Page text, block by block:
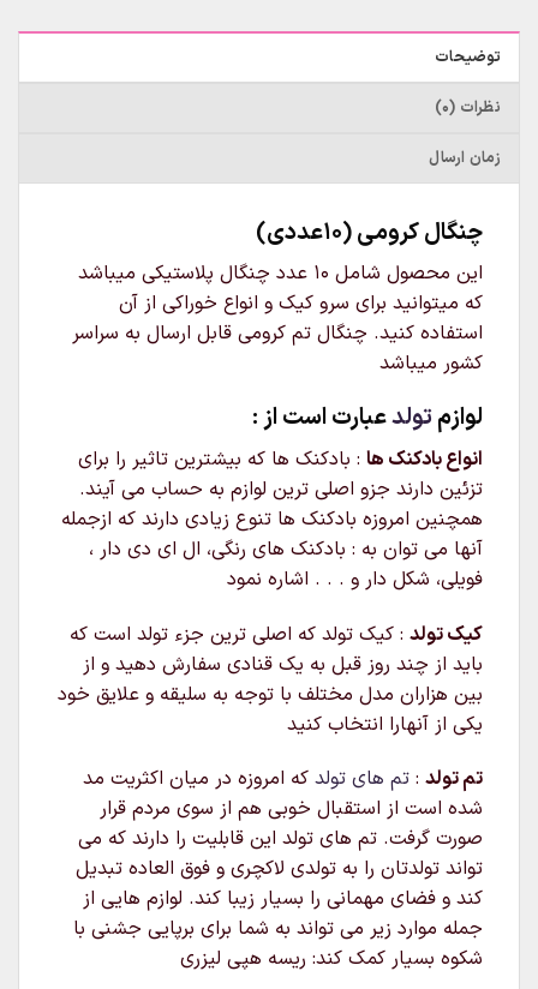
توضیحات
نظرات (0)
زمان ارسال
چنگال کرومی (10عددی)
این محصول شامل 10 عدد چنگال پلاستیکی میباشد
که میتوانید برای سرو کیک و انواع خوراکی از آن
استفاده کنید. چنگال تم کرومی قابل ارسال به سراسر
کشور میباشد
لوازمتولدعبارت است از :
انواع بادکنک ها : بادکنک ها که بیشترین تاثیر را برای
تزئین دارند جزو اصلی ترین لوازم به حساب می آیند.
همچنین امروزه بادکنک ها تنوع زیادی دارند که ازجمله
آنها می توان به : بادکنک های رنگی، ال ای دی دار ،
فویلی، شکل دار و . . . اشاره نمود
کیک تولد : کیک تولد که اصلی ترین جزء تولد است که
باید از چند روز قبل به یک قنادی سفارش دهید و از
بین هزاران مدل مختلف با توجه به سلیقه و علایق خود
یکی از آنهارا انتخاب کنید
تم تولد : تم های تولد که امروزه در میان اکثریت مد
شده است از استقبال خوبی هم از سوی مردم قرار
صورت گرفت. تم های تولد این قابلیت را دارند که می
تواند تولدتان را به تولدی لاکچری و فوق العاده تبدیل
کند و فضای مهمانی را بسیار زیبا کند. لوازم هایی از
جمله موارد زیر می تواند به شما برای برپایی جشنی با
شکوه بسیار کمک کند: ریسه هپی لیزری